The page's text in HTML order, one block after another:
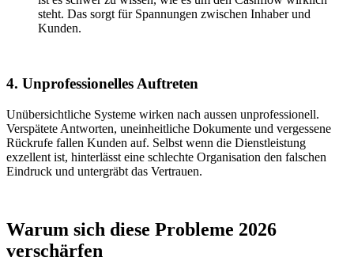
steht. Das sorgt für Spannungen zwischen Inhaber und
Kunden.
4. Unprofessionelles Auftreten
Unübersichtliche Systeme wirken nach aussen unprofessionell.
Verspätete Antworten, uneinheitliche Dokumente und vergessene
Rückrufe fallen Kunden auf. Selbst wenn die Dienstleistung
exzellent ist, hinterlässt eine schlechte Organisation den falschen
Eindruck und untergräbt das Vertrauen.
Warum sich diese Probleme 2026
verschärfen